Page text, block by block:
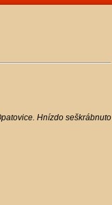
Hnízdo seškrábnuto